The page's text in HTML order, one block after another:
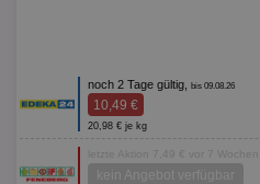
noch 2 Tage gültig, bis 09.08.26
10,49 €
20,98 € je kg
letzte Aktion 7,49 € vor 7 Wochen
kein Angebot verfügbar